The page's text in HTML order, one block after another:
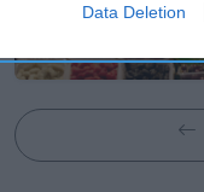
Data Deletion